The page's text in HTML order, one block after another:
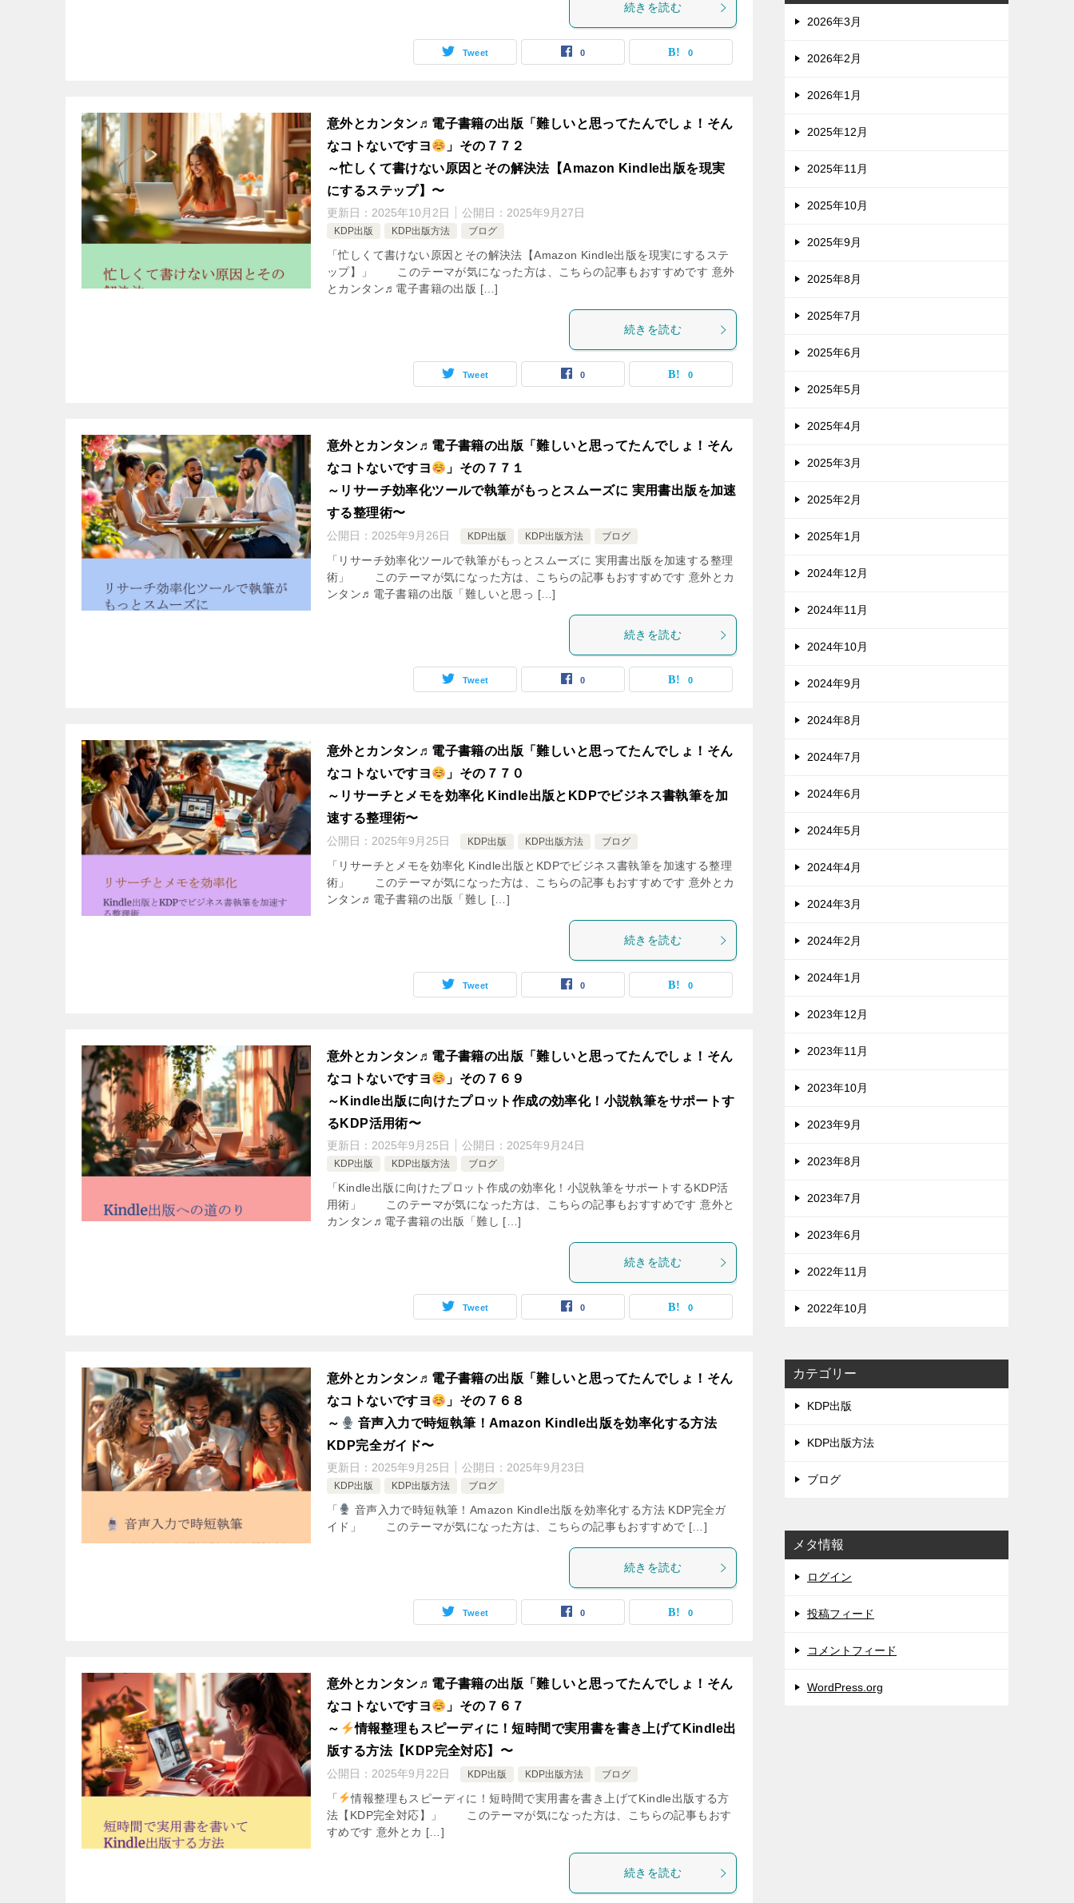
続きを読む
Tweet 0 0
意外とカンタン♬電子書籍の出版「難しいと思ってたんでしょ！そん
なコトないですヨ
」その７７２
～忙しくて書けない原因とその解決法【Amazon Kindle出版を現実
にするステップ】〜
更新日： 2025年10月2日 公開日： 2025年9月27日
KDP出版 KDP出版方法 ブログ
「忙しくて書けない原因とその解決法【Amazon Kindle出版を現実にするステ
ップ】」 このテーマが気になった方は、こちらの記事もおすすめです 意外
とカンタン♬電子書籍の出版 […]
続きを読む
Tweet 0 0
意外とカンタン♬電子書籍の出版「難しいと思ってたんでしょ！そん
なコトないですヨ
」その７７１
～リサーチ効率化ツールで執筆がもっとスムーズに 実用書出版を加速
する整理術〜
公開日： 2025年9月26日 KDP出版 KDP出版方法 ブログ
「リサーチ効率化ツールで執筆がもっとスムーズに 実用書出版を加速する整理
術」 このテーマが気になった方は、こちらの記事もおすすめです 意外とカ
ンタン♬電子書籍の出版「難しいと思っ […]
続きを読む
Tweet 0 0
意外とカンタン♬電子書籍の出版「難しいと思ってたんでしょ！そん
なコトないですヨ
」その７７０
～リサーチとメモを効率化 Kindle出版とKDPでビジネス書執筆を加
速する整理術〜
公開日： 2025年9月25日 KDP出版 KDP出版方法 ブログ
「リサーチとメモを効率化 Kindle出版とKDPでビジネス書執筆を加速する整理
術」 このテーマが気になった方は、こちらの記事もおすすめです 意外とカ
ンタン♬電子書籍の出版「難し […]
続きを読む
Tweet 0 0
意外とカンタン♬電子書籍の出版「難しいと思ってたんでしょ！そん
なコトないですヨ
」その７６９
～Kindle出版に向けたプロット作成の効率化！小説執筆をサポートす
るKDP活用術〜
更新日： 2025年9月25日 公開日： 2025年9月24日
KDP出版 KDP出版方法 ブログ
「Kindle出版に向けたプロット作成の効率化！小説執筆をサポートするKDP活
用術」 このテーマが気になった方は、こちらの記事もおすすめです 意外と
カンタン♬電子書籍の出版「難し […]
続きを読む
Tweet 0 0
意外とカンタン♬電子書籍の出版「難しいと思ってたんでしょ！そん
なコトないですヨ
」その７６８
～
音声入力で時短執筆！Amazon Kindle出版を効率化する方法
KDP完全ガイド〜
更新日： 2025年9月25日 公開日： 2025年9月23日
KDP出版 KDP出版方法 ブログ
「
音声入力で時短執筆！Amazon Kindle出版を効率化する方法 KDP完全ガ
イド」 このテーマが気になった方は、こちらの記事もおすすめで […]
続きを読む
Tweet 0 0
意外とカンタン♬電子書籍の出版「難しいと思ってたんでしょ！そん
なコトないですヨ
」その７６７
～
情報整理もスピーディに！短時間で実用書を書き上げてKindle出
版する方法【KDP完全対応】〜
公開日： 2025年9月22日 KDP出版 KDP出版方法 ブログ
「
情報整理もスピーディに！短時間で実用書を書き上げてKindle出版する方
法【KDP完全対応】」 このテーマが気になった方は、こちらの記事もおす
すめです 意外とカ […]
続きを読む
2026年3月
2026年2月
2026年1月
2025年12月
2025年11月
2025年10月
2025年9月
2025年8月
2025年7月
2025年6月
2025年5月
2025年4月
2025年3月
2025年2月
2025年1月
2024年12月
2024年11月
2024年10月
2024年9月
2024年8月
2024年7月
2024年6月
2024年5月
2024年4月
2024年3月
2024年2月
2024年1月
2023年12月
2023年11月
2023年10月
2023年9月
2023年8月
2023年7月
2023年6月
2022年11月
2022年10月
カテゴリー
KDP出版
KDP出版方法
ブログ
メタ情報
ログイン
投稿フィード
コメントフィード
WordPress.org